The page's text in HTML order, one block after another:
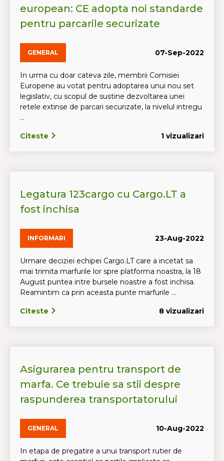
european: CE adopta noi standarde
pentru parcarile securizate
GENERAL 07-Sep-2022
In urma cu doar cateva zile, membrii Comisiei
Europene au votat pentru adoptarea unui nou set
legislativ, cu scopul de sustine dezvoltarea unei
retele extinse de parcari securizate, la nivelul intregu
...
Citeste 1 vizualizari
Legatura 123cargo cu Cargo.LT a
fost inchisa
INFORMARI 23-Aug-2022
Urmare deciziei echipei Cargo.LT care a incetat sa
mai trimita marfurile lor spre platforma noastra, la 18
August puntea intre bursele noastre a fost inchisa.
Reamintim ca prin aceasta punte marfurile ...
Citeste 8 vizualizari
Asigurarea pentru transport de
marfa. Ce trebuie sa stii despre
raspunderea transportatorului
GENERAL 10-Aug-2022
In etapa de pregatire a unui transport rutier de